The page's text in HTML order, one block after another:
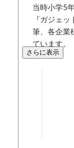
当時小学5
『ガジェ
筆、各企業
ています。
さらに表示